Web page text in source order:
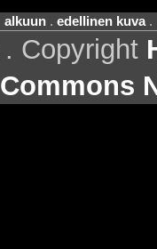
alkuun. edellinen kuva.
. Copyright
Commons